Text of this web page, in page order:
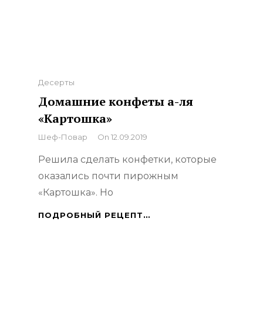
Categories
Десерты
Домашние конфеты а-ля
«Картошка»
By
Шеф-Повар On 12.09.2019
Решила сделать конфетки, которые
оказались почти пирожным
«Картошка». Но
ПОДРОБНЫЙ РЕЦЕПТ…